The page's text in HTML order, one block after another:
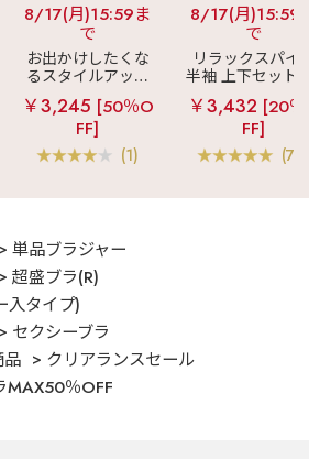
8/17(月)15:59ま
で
お出かけしたくな
るスタイルアップ
見え
ストライプ
フリル ロングパン
ツ 綿混 上下セット
￥3,245 [50％O
FF]
(1)
8/17(月)15:59
で
リラックスパイ
半袖 上下セット
女兼用サイズ)
￥3,432 [20
FF]
単品ブラジャー
超盛ブラ(R)
入タイプ)
セクシーブラ
品
クリアランスセール
MAX50％OFF